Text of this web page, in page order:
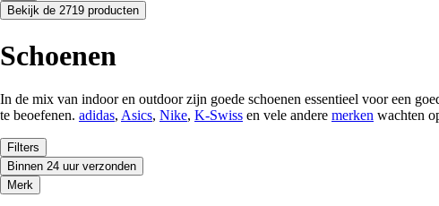
Bekijk de 2719 producten
Schoenen
In de mix van indoor en outdoor zijn goede schoenen essentieel voor een
te beoefenen. adidas, Asics, Nike, K-Swiss en vele andere merken wachten
Filters
Binnen 24 uur verzonden
Merk